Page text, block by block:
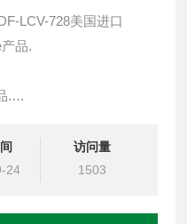
LCV-728美国进口
品.
.
国台湾北部等液压元件
24
访问量
1503